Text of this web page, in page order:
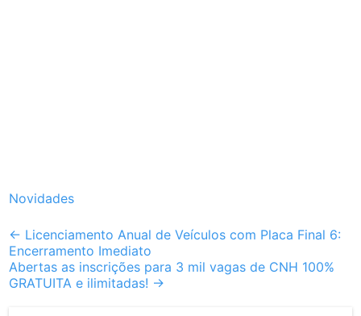
Novidades
Post
navigation
← Licenciamento Anual de Veículos com Placa Final 6:
Encerramento Imediato
Abertas as inscrições para 3 mil vagas de CNH 100%
GRATUITA e ilimitadas! →